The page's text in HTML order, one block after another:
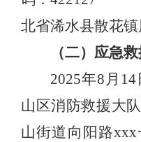
北省浠水县散花
（二）应急
2025年8月
山区消防救援大
山街道向阳路